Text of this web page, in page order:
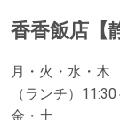
香香飯店【
月・火・水・木
（ランチ）
金・土